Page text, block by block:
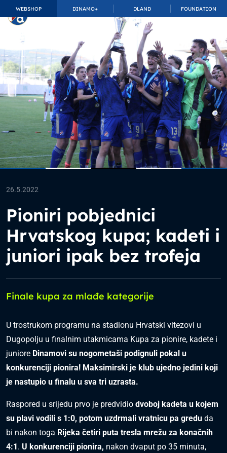
WEBSHOP DINAMO+ DLAND FOUNDATION
TOP_BAR.MembershipSuffix
26.5.2022
Pioniri pobjednici
Hrvatskog kupa; kadeti i
juniori ipak bez trofeja
Finale kupa za mlađe kategorije
U trostrukom programu na stadionu Hrvatski vitezovi u
Dugopolju u finalnim utakmicama Kupa za pionire, kadete i
juniore Dinamovi su nogometaši podignuli pokal u
konkurenciji pionira! Maksimirski je klub ujedno jedini koji
je nastupio u finalu u sva tri uzrasta.
Raspored u srijedu prvo je predvidio dvoboj kadeta u kojem
su plavi vodili s 1:0, potom uzdrmali vratnicu pa gredu da
bi nakon toga Rijeka četiri puta tresla mrežu za konačnih
4:1. U konkurenciji pionira, nakon dvaput po 35 minuta,